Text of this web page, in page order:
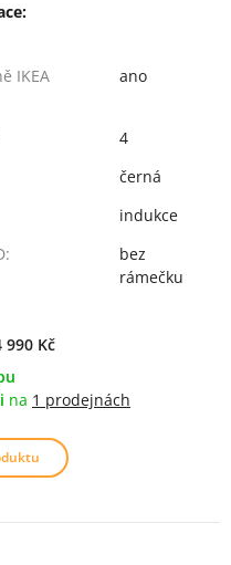
IKEA
ano
4
černá
indukce
bez
rámečku
990 Kč
na 1 prodejnách